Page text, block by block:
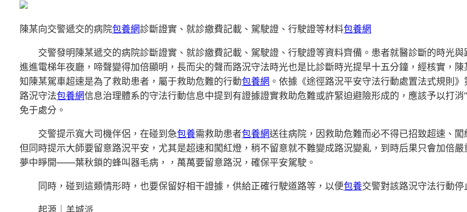
陳某向交警遞交的病院包養網診斷證實、就診繳費記載、駕駛證、行駛證等材料包養網
交警發明陳某遞交的病院診斷證實、就診繳費記載、駕駛證、行駛證等資料齊備。患者就醫診斷的時光與
進進電梯年夜廳，啼聲變得加倍顯明，長而尖的聲而路況守法時光也是比診斷時光提早十五分鐘，經核實，
知陳某駕車超速是為了救助患者，屬于救助危難的行動包養網 。依據《途徑路況平安守法行動處置法式規則
路況守法包養網信息治理體系的守法行動信息中提到有證據證實救助危難或許緊迫避險形成的，應該予以打
免于處分。
交警提示寬大司機伴侶，在碰到急包養需救助患者包養網送往病院，因救助危難而必不得已招致超速、
但同時提示大師要留意路況平安，尤其是超速和闖紅燈，稍不留意就不難變成路況變亂，到時后果只會加倍
夢中睜開——葉秋鎖的蜂叫器毛病，，萬萬要留意路況，確保平安駕駛。
同時，碰到這類情形時，也要保留好相干證據，供給正確行駛道路等，以便包養交警對該路況守法行動
起源｜羊城派